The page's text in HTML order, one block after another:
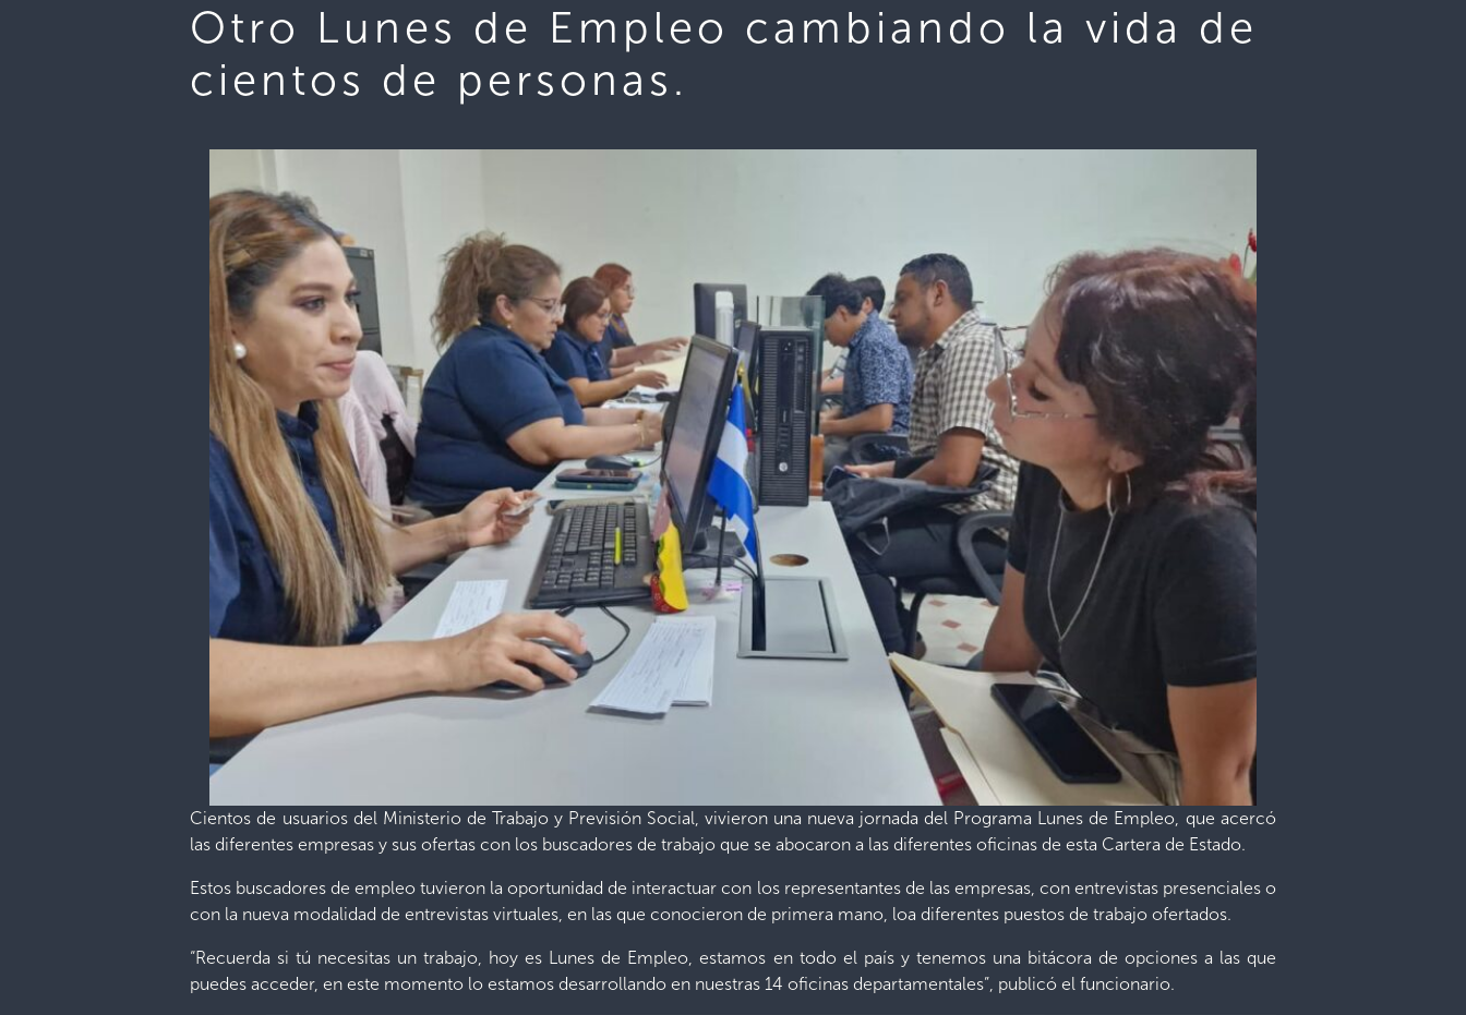
Otro Lunes de Empleo cambiando la vida de
cientos de personas.
Cientos de usuarios del Ministerio de Trabajo y Previsión Social, vivieron una nueva jornada del Programa Lunes de Empleo, que acercó
las diferentes empresas y sus ofertas con los buscadores de trabajo que se abocaron a las diferentes oficinas de esta Cartera de Estado.
Estos buscadores de empleo tuvieron la oportunidad de interactuar con los representantes de las empresas, con entrevistas presenciales o
con la nueva modalidad de entrevistas virtuales, en las que conocieron de primera mano, loa diferentes puestos de trabajo ofertados.
“Recuerda si tú necesitas un trabajo, hoy es Lunes de Empleo, estamos en todo el país y tenemos una bitácora de opciones a las que
puedes acceder, en este momento lo estamos desarrollando en nuestras 14 oficinas departamentales”, publicó el funcionario.